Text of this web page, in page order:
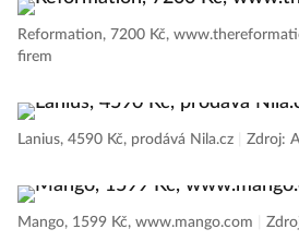
Reformation, 7200 Kč,
firem
Lanius, 4590 Kč, prodává Nila.cz Zdroj:
Mango, 1599 Kč, www.mango.com